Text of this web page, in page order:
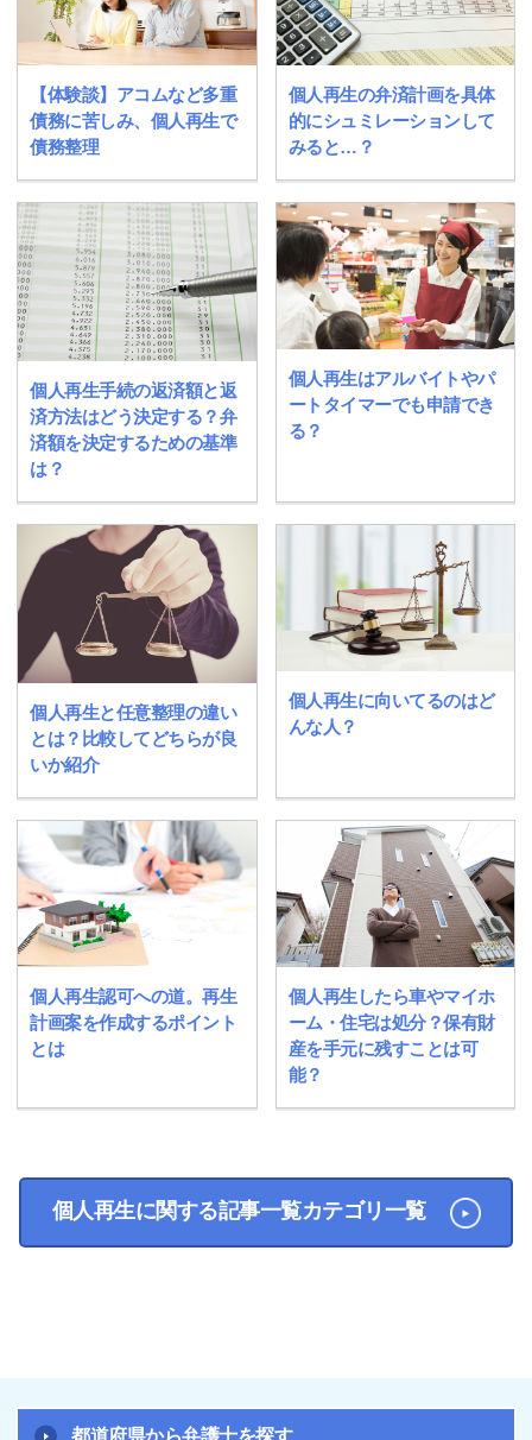
【体験談】アコムなど多重
債務に苦しみ、個人再生で
債務整理
個人再生の弁済計画を具体
的にシュミレーションして
みると…？
個人再生手続の返済額と返
済方法はどう決定する？弁
済額を決定するための基準
は？
個人再生はアルバイトやパ
ートタイマーでも申請でき
る？
個人再生と任意整理の違い
とは？比較してどちらが良
いか紹介
個人再生に向いてるのはど
んな人？
個人再生認可への道。再生
計画案を作成するポイント
とは
個人再生したら車やマイホ
ーム・住宅は処分？保有財
産を手元に残すことは可
能？
個人再生に関する記事一覧カテゴリ一覧
都道府県から弁護士を探す